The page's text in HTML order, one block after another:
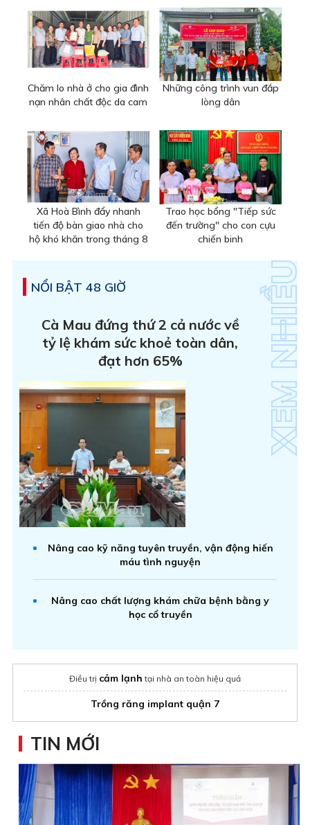
Chăm lo nhà ở cho gia đình
nạn nhân chất độc da cam
Những công trình vun đắp
lòng dân
Xã Hoà Bình đẩy nhanh
tiến độ bàn giao nhà cho
hộ khó khăn trong tháng 8
Trao học bổng "Tiếp sức
đến trường" cho con cựu
chiến binh
NỔI BẬT 48 GIỜ
Cà Mau đứng thứ 2 cả nước về
tỷ lệ khám sức khoẻ toàn dân,
đạt hơn 65%
Nâng cao kỹ năng tuyên truyền, vận động hiến
máu tình nguyện
Nâng cao chất lượng khám chữa bệnh bằng y
học cổ truyền
Điều trị cảm lạnh tại nhà an toàn hiệu quả
Trồng răng implant quận 7
TIN MỚI